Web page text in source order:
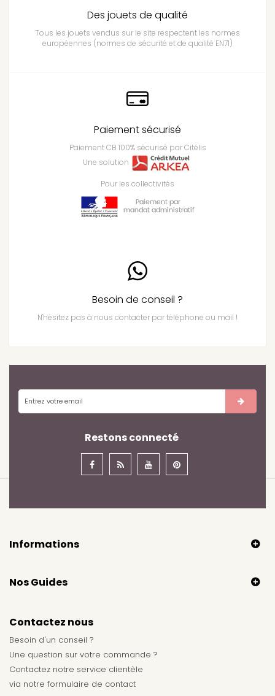
Des jouets de qualité
Tous les jouets vendus sur le site respectent les normes
européennes (normes de sécurité et de qualité EN71)
Paiement sécurisé
Paiement CB 100% sécurisé par Citélis
Une solution
Pour les collectivités
Besoin de conseil ?
N'hésitez pas à nous contacter par téléphone ou mail !
Restons connecté
Informations
Nos Guides
Contactez nous
Besoin d'un conseil ?
Une question sur votre commande ?
Contactez notre service clientèle
via notre formulaire de contact